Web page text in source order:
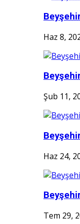
Haz 8,
Şub 11,
Haz 24,
Tem 29,